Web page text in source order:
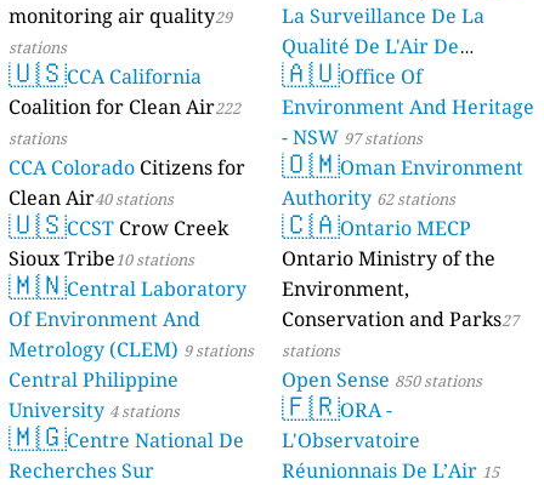
monitoring air quality29
stations
🇺🇸CCA California
Coalition for Clean Air222
stations
CCA Colorado Citizens for
Clean Air40 stations
🇺🇸CCST Crow Creek
Sioux Tribe10 stations
🇲🇳Central Laboratory
Of Environment And
Metrology (CLEM) 9 stations
Central Philippine
University 4 stations
🇲🇬Centre National De
Recherches Sur
La Surveillance De La
Qualité De L'Air De
Mayotte 4 stations
🇦🇺Office Of
Environment And Heritage
- NSW 97 stations
🇴🇲Oman Environment
Authority 62 stations
🇨🇦Ontario MECP
Ontario Ministry of the
Environment,
Conservation and Parks27
stations
Open Sense 850 stations
🇫🇷ORA -
L'Observatoire
Réunionnais De L’Air 15